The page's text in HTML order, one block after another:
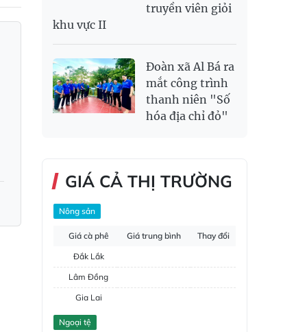
truyền viên giỏi
khu vực II
Đoàn xã Al Bá ra
mắt công trình
thanh niên "Số
hóa địa chỉ đỏ"
GIÁ CẢ THỊ TRƯỜNG
Nông sản
Giá cà phê Giá trung bình
Thay đổi
Đắk Lắk
Lâm Đồng
Gia Lai
Đắk Nông
Ngoại tệ